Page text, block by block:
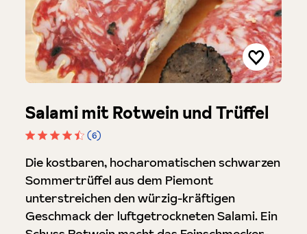
Salami mit Rotwein und Trüffel
(6)
Die kostbaren, hocharomatischen schwarzen
Sommertrüffel aus dem Piemont
unterstreichen den würzig-kräftigen
Geschmack der luftgetrockneten Salami. Ein